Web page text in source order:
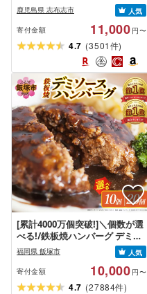
or 3尾 or 4尾 or 5尾](1尾140g)
うなぎ 鰻 ウナギ 2尾 3尾 4尾 5
尾 国産 蒲焼 かばやき 冷凍 惣菜
うな重 人気 期間限定[高評価
★4.74][山田水産]
鹿児島県 志布志市
人気
寄付金額
11,000 円〜
4.7 (3501件)
[累計4000万個突破!]＼個数が選
べる!/鉄板焼ハンバーグ デミソ
ース 10個〜20個 温めるだけ 福
岡 飯塚 冷凍 小分け 大容量 ハン
バーグ 肉 牛 簡単調理 特製 湯煎
人気 お試し
福岡県 飯塚市
人気
寄付金額
10,000 円〜
4.7 (27884件)